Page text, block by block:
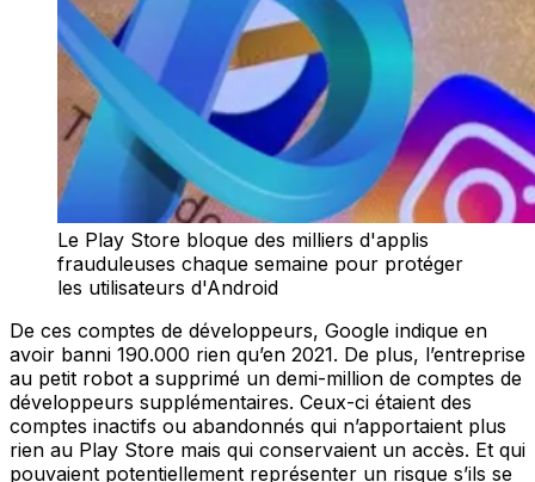
Le Play Store bloque des milliers d'applis
frauduleuses chaque semaine pour protéger
les utilisateurs d'Android
De ces comptes de développeurs, Google indique en
avoir banni 190.000 rien qu’en 2021. De plus, l’entreprise
au petit robot a supprimé un demi-million de comptes de
développeurs supplémentaires. Ceux-ci étaient des
comptes inactifs ou abandonnés qui n’apportaient plus
rien au Play Store mais qui conservaient un accès. Et qui
pouvaient potentiellement représenter un risque s’ils se